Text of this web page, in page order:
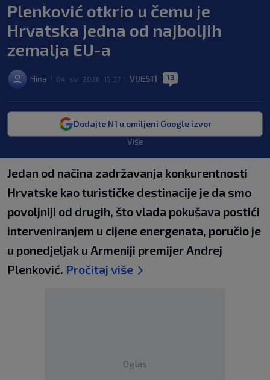
Plenković otkrio u čemu je
Hrvatska jedna od najboljih
zemalja EU-a
Hina 04. svi. 2026. 15:37 VIJESTI 13
Dodajte N1 u omiljeni Google izvor
Više
Jedan od načina zadržavanja konkurentnosti
Hrvatske kao turističke destinacije je da smo
povoljniji od drugih, što vlada pokušava postići
interveniranjem u cijene energenata, poručio je
u ponedjeljak u Armeniji premijer Andrej
Plenković. Pročitaj više
Oglas